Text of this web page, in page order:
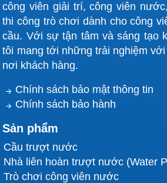
công viên giải trí, công viên
thi công trò chơi dành cho công
cầu. Với sự tận tâm và sáng tạo
tôi mang tới những trải nghiệm
nơi khách hàng.
Chính sách bảo mật thông tin
Chính sách bảo hành
Sản phẩm
Cầu trượt nước
Nhà liên hoàn trượt nước (Water
Trò chơi công viên nước